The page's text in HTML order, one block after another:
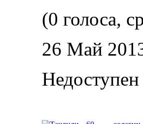
(0 голоса,
26 Май